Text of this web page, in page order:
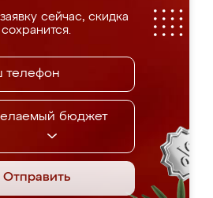
сейчас, скидка
сохранится.
бюджет
Отправить